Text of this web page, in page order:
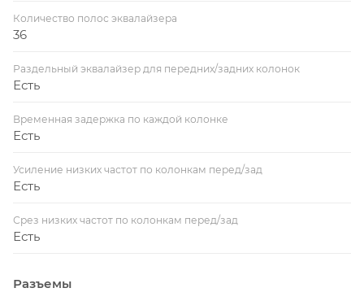
Количество полос эквалайзера
36
Раздельный эквалайзер для передних/задних колонок
Есть
Временная задержка по каждой колонке
Есть
Усиление низких частот по колонкам перед/зад
Есть
Срез низких частот по колонкам перед/зад
Есть
Разъемы